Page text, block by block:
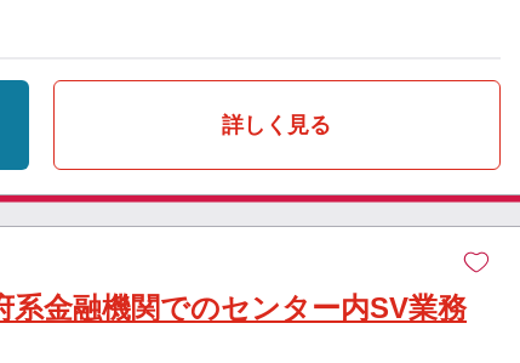
詳しく見る
系金融機関でのセンター内SV業務